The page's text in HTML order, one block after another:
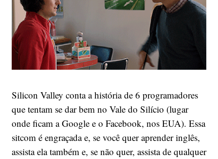
Silicon Valley conta a história de 6 programadores
que tentam se dar bem no Vale do Silício (lugar
onde ficam a Google e o Facebook, nos EUA). Essa
sitcom é engraçada e, se você quer aprender inglês,
assista ela também e, se não quer, assista de qualquer